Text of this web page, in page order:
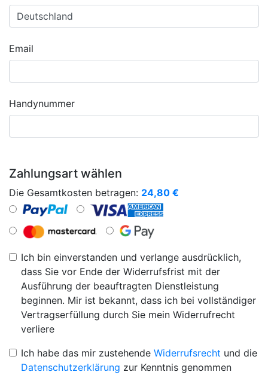
Email
Handynummer
Zahlungsart wählen
Die Gesamtkosten betragen: 24,80 €
Ich bin einverstanden und verlange ausdrücklich,
dass Sie vor Ende der Widerrufsfrist mit der
Ausführung der beauftragten Dienstleistung
beginnen. Mir ist bekannt, dass ich bei vollständiger
Vertragserfüllung durch Sie mein Widerrufrecht
verliere
Ich habe das mir zustehende Widerrufsrecht und die
Datenschutzerklärung zur Kenntnis genommen